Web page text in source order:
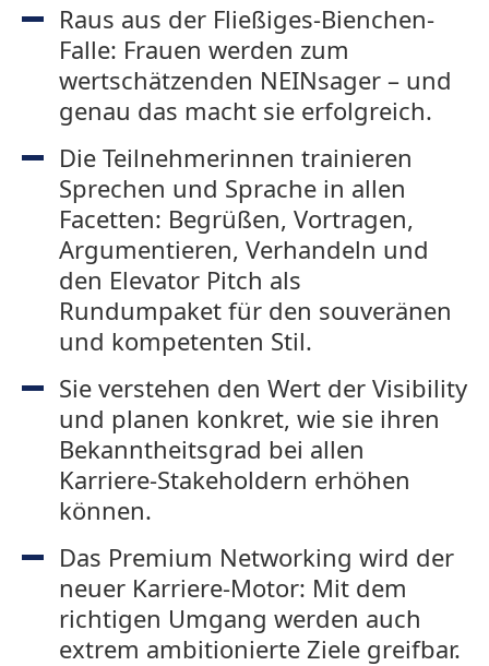
Raus aus der Fließiges-Bienchen-
Falle: Frauen werden zum
wertschätzenden NEINsager – und
genau das macht sie erfolgreich.
Die Teilnehmerinnen trainieren
Sprechen und Sprache in allen
Facetten: Begrüßen, Vortragen,
Argumentieren, Verhandeln und
den Elevator Pitch als
Rundumpaket für den souveränen
und kompetenten Stil.
Sie verstehen den Wert der Visibility
und planen konkret, wie sie ihren
Bekanntheitsgrad bei allen
Karriere-Stakeholdern erhöhen
können.
Das Premium Networking wird der
neuer Karriere-Motor: Mit dem
richtigen Umgang werden auch
extrem ambitionierte Ziele greifbar.